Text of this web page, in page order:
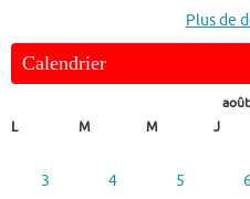
Plus de
Calendrier
L
M M J
3
4 5